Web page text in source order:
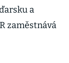
a
zaměstnává